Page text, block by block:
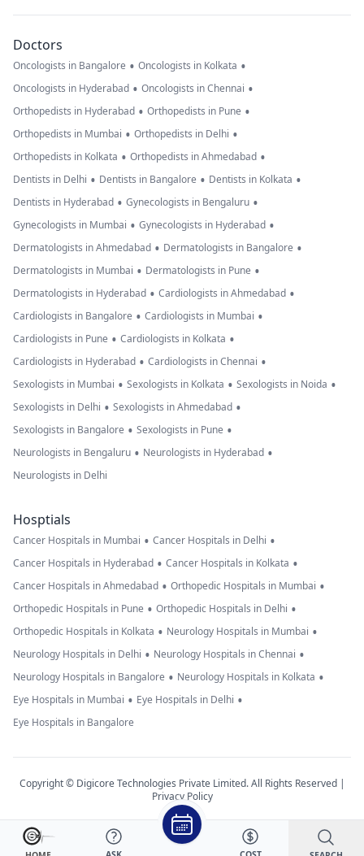
Doctors
Oncologists in Bangalore • Oncologists in Kolkata •
Oncologists in Hyderabad • Oncologists in Chennai •
Orthopedists in Hyderabad • Orthopedists in Pune •
Orthopedists in Mumbai • Orthopedists in Delhi •
Orthopedists in Kolkata • Orthopedists in Ahmedabad •
Dentists in Delhi • Dentists in Bangalore • Dentists in Kolkata •
Dentists in Hyderabad • Gynecologists in Bengaluru •
Gynecologists in Mumbai • Gynecologists in Hyderabad •
Dermatologists in Ahmedabad • Dermatologists in Bangalore •
Dermatologists in Mumbai • Dermatologists in Pune •
Dermatologists in Hyderabad • Cardiologists in Ahmedabad •
Cardiologists in Bangalore • Cardiologists in Mumbai •
Cardiologists in Pune • Cardiologists in Kolkata •
Cardiologists in Hyderabad • Cardiologists in Chennai •
Sexologists in Mumbai • Sexologists in Kolkata • Sexologists in Noida •
Sexologists in Delhi • Sexologists in Ahmedabad •
Sexologists in Bangalore • Sexologists in Pune •
Neurologists in Bengaluru • Neurologists in Hyderabad •
Neurologists in Delhi
Hosptials
Cancer Hospitals in Mumbai • Cancer Hospitals in Delhi •
Cancer Hospitals in Hyderabad • Cancer Hospitals in Kolkata •
Cancer Hospitals in Ahmedabad • Orthopedic Hospitals in Mumbai •
Orthopedic Hospitals in Pune • Orthopedic Hospitals in Delhi •
Orthopedic Hospitals in Kolkata • Neurology Hospitals in Mumbai •
Neurology Hospitals in Delhi • Neurology Hospitals in Chennai •
Neurology Hospitals in Bangalore • Neurology Hospitals in Kolkata •
Eye Hospitals in Mumbai • Eye Hospitals in Delhi •
Eye Hospitals in Bangalore
Copyright © Digicore Technologies Private Limited. All Rights Reserved |
Privacy Policy